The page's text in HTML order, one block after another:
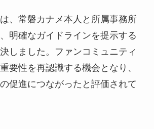
、常磐カナメ本人と所属事務所
明確なガイドラインを提示する
しました。ファンコミュニティ
要性を再認識する機会となり、
促進につながったと評価されて